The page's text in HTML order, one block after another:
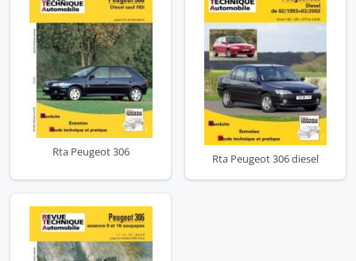
Rta Peugeot 306
Rta Peugeot 306 diesel